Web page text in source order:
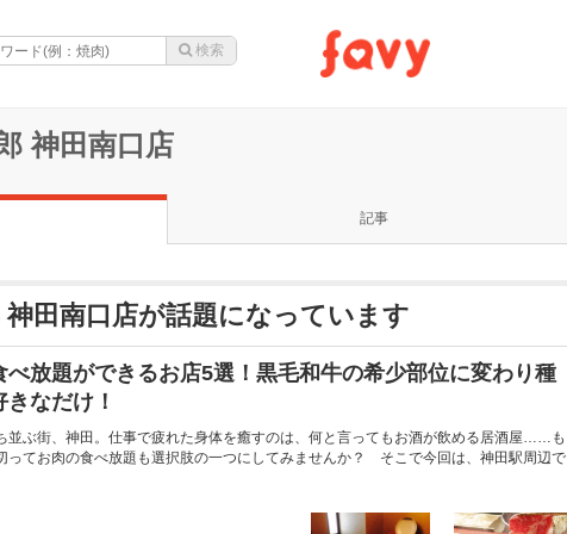
神田南口店
記事
田南口店が話題になっています
べ放題ができるお店5選！黒毛和牛の希少部位に変わり種
なだけ！
並ぶ街、神田。仕事で疲れた身体を癒すのは、何と言ってもお酒が飲める居酒屋……も
ってお肉の食べ放題も選択肢の一つにしてみませんか？ そこで今回は、神田駅周辺で